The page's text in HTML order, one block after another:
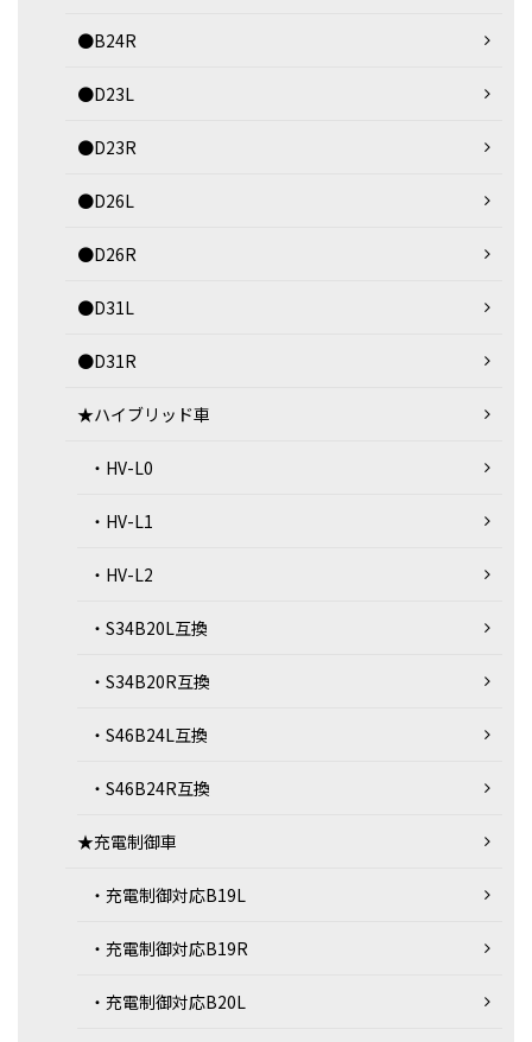
●B24R
●D23L
●D23R
●D26L
●D26R
●D31L
●D31R
★ハイブリッド車
・HV-L0
・HV-L1
・HV-L2
・S34B20L互換
・S34B20R互換
・S46B24L互換
・S46B24R互換
★充電制御車
・充電制御対応B19L
・充電制御対応B19R
・充電制御対応B20L